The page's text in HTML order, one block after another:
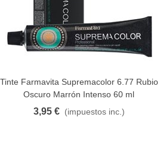
FAVORITO
Tinte Farmavita Supremacolor 6.77 Rubio
Oscuro Marrón Intenso 60 ml
3,95 € (impuestos inc.)